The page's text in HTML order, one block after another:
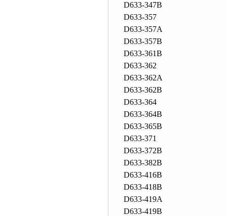
D633-347B
D633-357
D633-357A
D633-357B
D633-361B
D633-362
D633-362A
D633-362B
D633-364
D633-364B
D633-365B
D633-371
D633-372B
D633-382B
D633-416B
D633-418B
D633-419A
D633-419B